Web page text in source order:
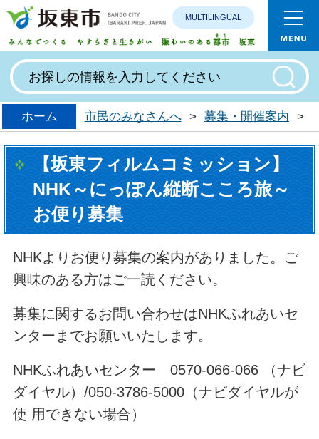
みんなで
MULTILINGUAL
ホーム 市民のみなさんへ > 募集・開催案内 >
【坂東フィルムコミッション】
NHK～にっぽん縦断こころ旅～
お便り募集
NHKよりお便り募集の案内がありました。ご
興味のある方はご一読ください。
募集に関するお問い合わせはNHKふれあいセ
ンターまでお願いいたします。
NHKふれあいセンター 0570-066-066 （ナビ
ダイヤル）/050-3786-5000（ナビダイヤルが
使 用できない場合）